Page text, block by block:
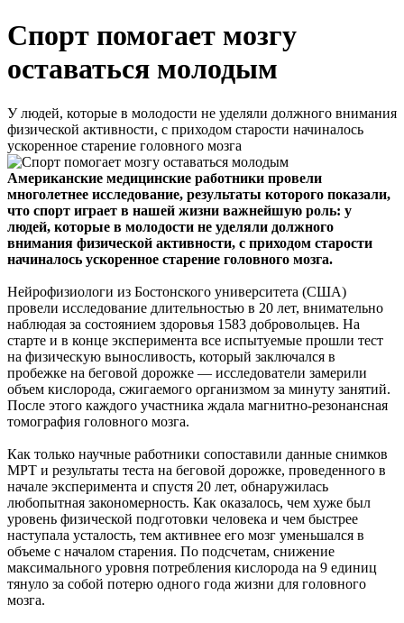
Спорт помогает мозгу
оставаться молодым
У людей, которые в молодости не уделяли должного внимания
физической активности, с приходом старости начиналось
ускоренное старение головного мозга
Американские медицинские работники провели
многолетнее исследование, результаты которого показали,
что спорт играет в нашей жизни важнейшую роль: у
людей, которые в молодости не уделяли должного
внимания физической активности, с приходом старости
начиналось ускоренное старение головного мозга.
Нейрофизиологи из Бостонского университета (США)
провели исследование длительностью в 20 лет, внимательно
наблюдая за состоянием здоровья 1583 добровольцев. На
старте и в конце эксперимента все испытуемые прошли тест
на физическую выносливость, который заключался в
пробежке на беговой дорожке — исследователи замерили
объем кислорода, сжигаемого организмом за минуту занятий.
После этого каждого участника ждала магнитно-резонансная
томография головного мозга.
Как только научные работники сопоставили данные снимков
МРТ и результаты теста на беговой дорожке, проведенного в
начале эксперимента и спустя 20 лет, обнаружилась
любопытная закономерность. Как оказалось, чем хуже был
уровень физической подготовки человека и чем быстрее
наступала усталость, тем активнее его мозг уменьшался в
объеме с началом старения. По подсчетам, снижение
максимального уровня потребления кислорода на 9 единиц
тянуло за собой потерю одного года жизни для головного
мозга.